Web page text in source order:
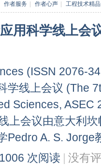
作者服务 作者心声 工程技术精
用科学线上会
(ISSN 2076-
学线上会议 (The
Sciences, ASEC
上会议由意大利
Pedro A. S. Jorge
1006 次阅读 | 没有